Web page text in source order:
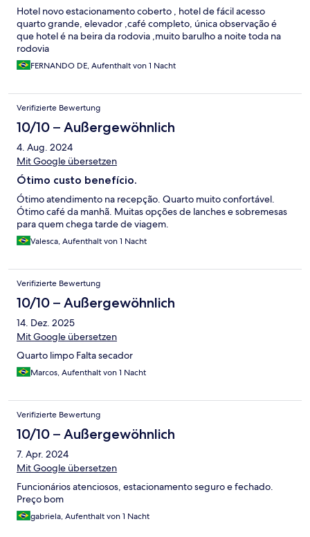
Hotel novo estacionamento coberto , hotel de fácil acesso
quarto grande, elevador ,café completo, única observação é
que hotel é na beira da rodovia ,muito barulho a noite toda na
rodovia
FERNANDO DE, Aufenthalt von 1 Nacht
Verifizierte Bewertung
10/10 – Außergewöhnlich
4. Aug. 2024
Mit Google übersetzen
Ótimo custo benefício.
Ótimo atendimento na recepção. Quarto muito confortável.
Ótimo café da manhã. Muitas opções de lanches e sobremesas
para quem chega tarde de viagem.
Valesca, Aufenthalt von 1 Nacht
Verifizierte Bewertung
10/10 – Außergewöhnlich
14. Dez. 2025
Mit Google übersetzen
Quarto limpo Falta secador
Marcos, Aufenthalt von 1 Nacht
Verifizierte Bewertung
10/10 – Außergewöhnlich
7. Apr. 2024
Mit Google übersetzen
Funcionários atenciosos, estacionamento seguro e fechado.
Preço bom
gabriela, Aufenthalt von 1 Nacht